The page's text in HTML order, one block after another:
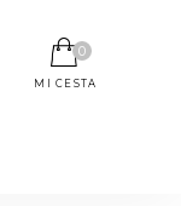
0
MI CESTA